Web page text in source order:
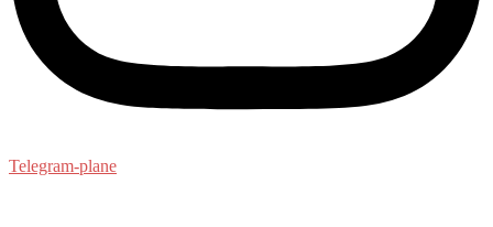
Telegram-plane